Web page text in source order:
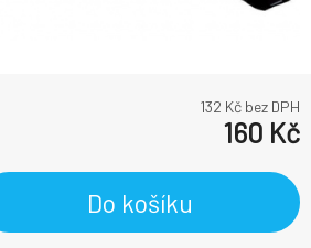
132 Kč bez DPH
160 Kč
Do košíku